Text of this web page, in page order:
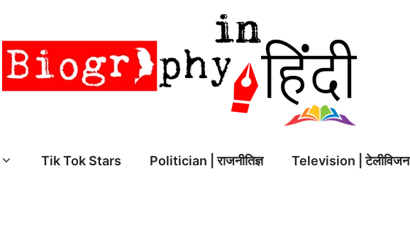
Tik Tok Stars Politician | राजनीतिज्ञ Television | टेलीविजन